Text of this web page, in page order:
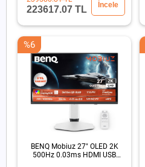
223617.07 TL İncele
BENQ Mobiuz 27" OLED 2K
500Hz 0.03ms HDMI USB
%6